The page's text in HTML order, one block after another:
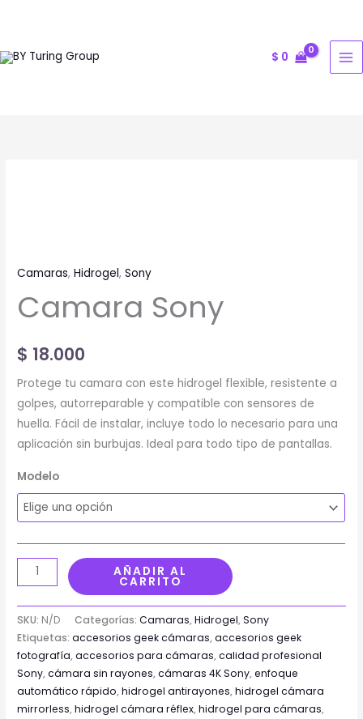
contenido
$ 0
Camaras,Hidrogel,Sony
Camara Sony
$ 18.000
Protege tu camara con este hidrogel flexible, resistente a
golpes, autorreparable y compatible con sensores de
huella. Fácil de instalar, incluye todo lo necesario para una
aplicación sin burbujas. Ideal para todo tipo de pantallas.
Modelo
AÑADIR AL
CARRITO
SKU: N/D Categorías:Camaras,Hidrogel,Sony
Etiquetas:accesorios geek cámaras,accesorios geek
fotografía,accesorios para cámaras,calidad profesional
Sony,cámara sin rayones,cámaras 4K Sony,enfoque
automático rápido,hidrogel antirayones,hidrogel cámara
mirrorless,hidrogel cámara réflex,hidrogel para cámaras,